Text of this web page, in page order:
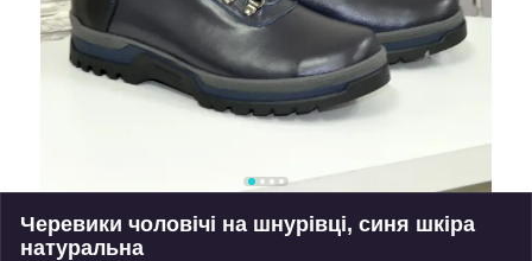
Черевики чоловічі на шнурівці, синя шкіра
натуральна